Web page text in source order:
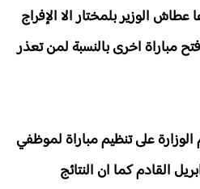
الوزير بلمختار الا الإفراج
مباراة اخرى بالنسبة لمن تعذر
على تنظيم مباراة لموظفي
القادم كما ان النتائج